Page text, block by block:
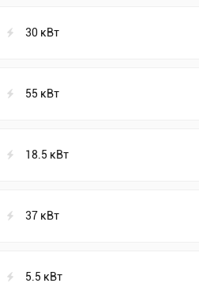
30 кВт
55 кВт
18.5 кВт
37 кВт
5.5 кВт